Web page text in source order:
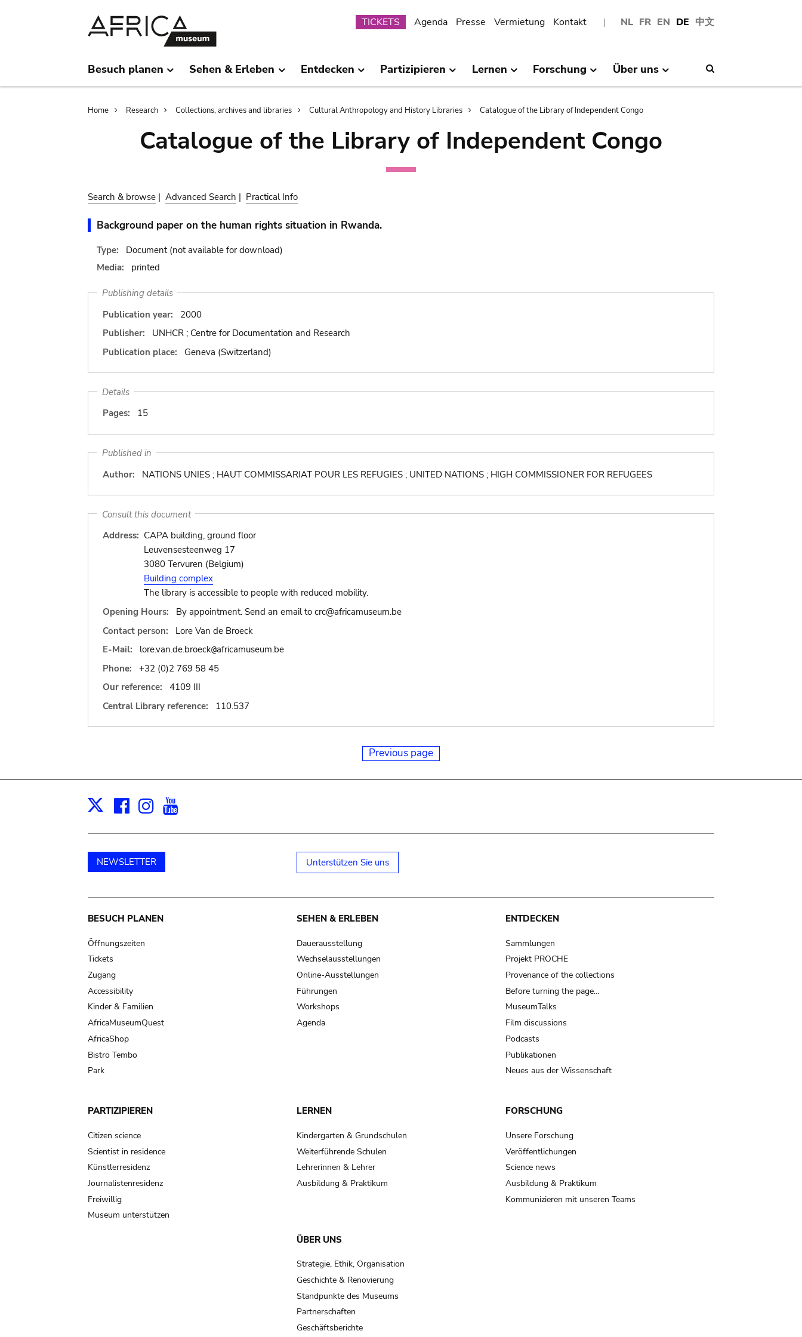
NL FR EN DE 中文
Submenu
TICKETS Agenda Presse Vermietung Kontakt
Besuch planen Sehen & Erleben Entdecken Partizipieren Lernen Forschung Über uns
Breadcrumb
Home Research Collections, archives and libraries Cultural Anthropology and History Libraries Catalogue of the Library of Independent Congo
Catalogue of the Library of Independent Congo
Search & browse | Advanced Search | Practical Info
Background paper on the human rights situation in Rwanda.
Type: Document (not available for download)
Media:
printed
Publishing details
Publication year:
2000
Publisher:
UNHCR ; Centre for Documentation and Research
Publication place:
Geneva (Switzerland)
Details
Pages:
15
Published in
Author:
NATIONS UNIES ; HAUT COMMISSARIAT POUR LES REFUGIES ; UNITED NATIONS ; HIGH COMMISSIONER FOR REFUGEES
Consult this document
Address: CAPA building, ground floor
Leuvensesteenweg 17
3080 Tervuren (Belgium)
Building complex
The library is accessible to people with reduced mobility.
Opening Hours:
By appointment. Send an email to crc@africamuseum.be
Contact person:
Lore Van de Broeck
E-Mail:
lore.van.de.broeck@africamuseum.be
Phone:
+32 (0)2 769 58 45
Our reference:
4109 III
Central Library reference:
110.537
Previous page
X Facebook
Instagram
NEWSLETTER Unterstützen Sie uns
Main
navigation
BESUCH PLANEN
Öffnungszeiten
Tickets
Zugang
Accessibility
Kinder & Familien
AfricaMuseumQuest
AfricaShop
Bistro Tembo
Park
SEHEN & ERLEBEN
Dauerausstellung
Wechselausstellungen
Online-Ausstellungen
Führungen
Workshops
Agenda
ENTDECKEN
Sammlungen
Projekt PROCHE
Provenance of the collections
Before turning the page…
MuseumTalks
Film discussions
Podcasts
Publikationen
Neues aus der Wissenschaft
PARTIZIPIEREN
Citizen science
Scientist in residence
Künstlerresidenz
Journalistenresidenz
Freiwillig
Museum unterstützen
LERNEN
Kindergarten & Grundschulen
Weiterführende Schulen
Lehrerinnen & Lehrer
Ausbildung & Praktikum
FORSCHUNG
Unsere Forschung
Veröffentlichungen
Science news
Ausbildung & Praktikum
Kommunizieren mit unseren Teams
ÜBER UNS
Strategie, Ethik, Organisation
Geschichte & Renovierung
Standpunkte des Museums
Partnerschaften
Geschäftsberichte